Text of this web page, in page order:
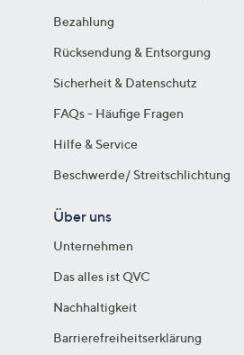
Bezahlung
Rücksendung & Entsorgung
Sicherheit & Datenschutz
FAQs - Häufige Fragen
Hilfe & Service
Beschwerde/ Streitschlichtung
Über uns
Unternehmen
Das alles ist QVC
Nachhaltigkeit
Barrierefreiheitserklärung